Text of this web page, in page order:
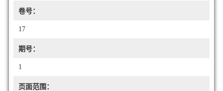
卷号：
17
期号：
1
页面范围：